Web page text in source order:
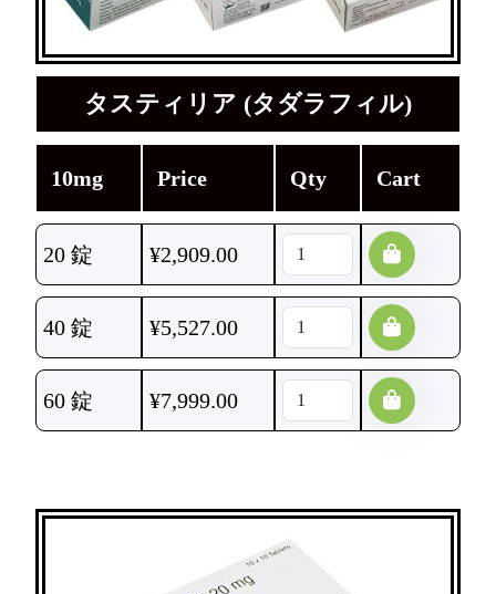
タスティリア (タダラフィル)
10mg Price Qty Cart
20 錠 ¥2,909.00
40 錠 ¥5,527.00
60 錠 ¥7,999.00